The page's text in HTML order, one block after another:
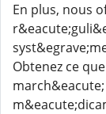
En plus, nous
Obtenez ce